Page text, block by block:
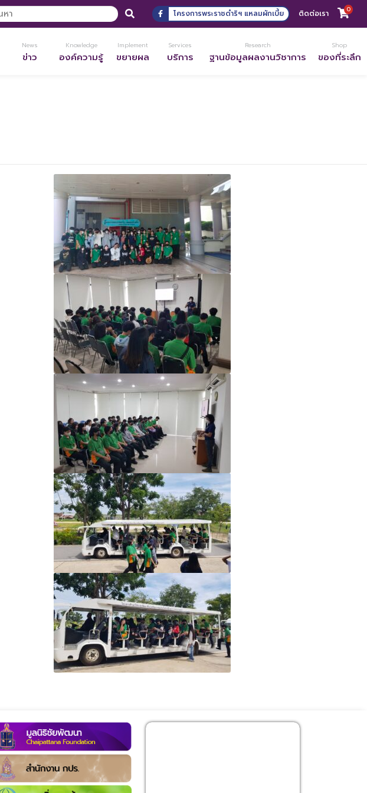
โครงการพระราชดำริฯ แหลมผักเบี้ย ติดต่อเรา 0
News
ข่าว
Knowledge
องค์ความรู้
Implement
ขยายผล
Services
บริการ
Research
ฐานข้อมูลผลงานวิชาการ
Shop
ของที่ระลึก